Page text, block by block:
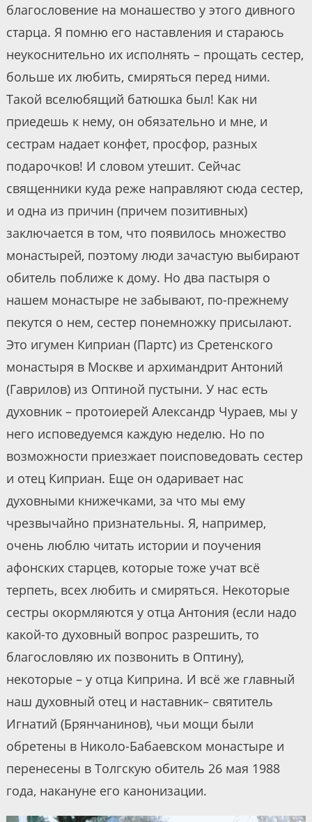
благословение на монашество у этого дивного
старца. Я помню его наставления и стараюсь
неукоснительно их исполнять – прощать сестер,
больше их любить, смиряться перед ними.
Такой вселюбящий батюшка был! Как ни
приедешь к нему, он обязательно и мне, и
сестрам надает конфет, просфор, разных
подарочков! И словом утешит. Сейчас
священники куда реже направляют сюда сестер,
и одна из причин (причем позитивных)
заключается в том, что появилось множество
монастырей, поэтому люди зачастую выбирают
обитель поближе к дому. Но два пастыря о
нашем монастыре не забывают, по-прежнему
пекутся о нем, сестер понемножку присылают.
Это игумен Киприан (Партс) из Сретенского
монастыря в Москве и архимандрит Антоний
(Гаврилов) из Оптиной пустыни. У нас есть
духовник – протоиерей Александр Чураев, мы у
него исповедуемся каждую неделю. Но по
возможности приезжает поисповедовать сестер
и отец Киприан. Еще он одаривает нас
духовными книжечками, за что мы ему
чрезвычайно признательны. Я, например,
очень люблю читать истории и поучения
афонских старцев, которые тоже учат всё
терпеть, всех любить и смиряться. Некоторые
сестры окормляются у отца Антония (если надо
какой-то духовный вопрос разрешить, то
благословляю их позвонить в Оптину),
некоторые – у отца Киприна. И всё же главный
наш духовный отец и наставник– святитель
Игнатий (Брянчанинов), чьи мощи были
обретены в Николо-Бабаевском монастыре и
перенесены в Толгскую обитель 26 мая 1988
года, накануне его канонизации.